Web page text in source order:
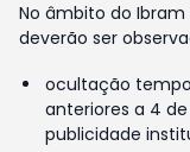
No âmbito do
deverão ser
ocultação
anteriores a 4
publicidade